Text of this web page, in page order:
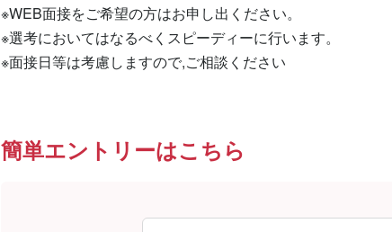
※WEB面接をご希望の方はお申し出ください。
※選考においてはなるべくスピーディーに行います。
※面接日等は考慮しますので,ご相談ください
簡単エントリーはこちら